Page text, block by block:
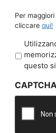
Per
cliccare qui!
r
a
c
*
questo
CAPTCHA